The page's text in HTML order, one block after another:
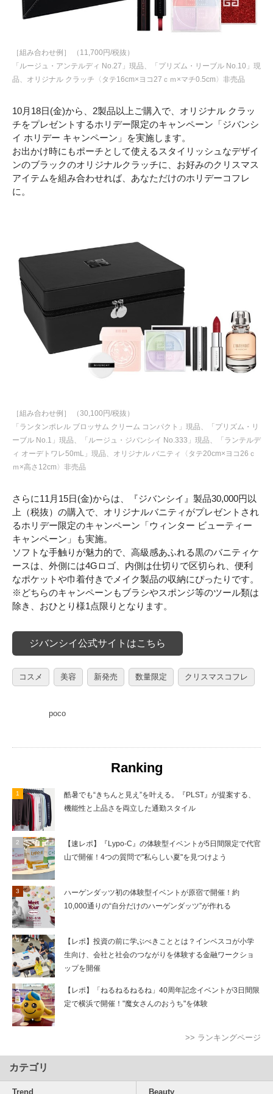
［組み合わせ例］ （11,700円/税抜）
「ルージュ・アンテルディ No.27」現品、「プリズム・リーブル No.10」現
品、オリジナル クラッチ〈タテ16cm×ヨコ27ｃｍ×マチ0.5cm〉非売品
10月18日(金)から、2製品以上ご購入で、オリジナル クラッ
チをプレゼントするホリデー限定のキャンペーン「ジバンシ
イ ホリデー キャンペーン」を実施します。
お出かけ時にもポーチとして使えるスタイリッシュなデザイ
ンのブラックのオリジナルクラッチに、お好みのクリスマス
アイテムを組み合わせれば、あなただけのホリデーコフレ
に。
［組み合わせ例］ （30,100円/税抜）
「ランタンポレル ブロッサム クリーム コンパクト」現品、「プリズム・リ
ーブル No.1」現品、「ルージュ・ジバンシイ No.333」現品、「ランテルデ
ィ オーデトワレ50mL」現品、オリジナル バニティ〈タテ20cm×ヨコ26ｃ
ｍ×高さ12cm〉非売品
さらに11月15日(金)からは、『ジバンシイ』製品30,000円以
上（税抜）の購入で、オリジナルバニティがプレゼントされ
るホリデー限定のキャンペーン「ウィンター ビューティー
キャンペーン」も実施。
ソフトな手触りが魅力的で、高級感あふれる黒のバニティケ
ースは、外側には4Gロゴ、内側は仕切りで区切られ、便利
なポケットや巾着付きでメイク製品の収納にぴったりです。
※どちらのキャンペーンもブラシやスポンジ等のツール類は
除き、おひとり様1点限りとなります。
ジバンシイ公式サイトはこちら
コスメ 美容 新発売 数量限定 クリスマスコフレ
poco
Ranking
酷暑でも“きちんと見え”を叶える。『PLST』が提案する、
機能性と上品さを両立した通勤スタイル
【速レポ】『Lypo-C』の体験型イベントが5日間限定で代官
山で開催！4つの質問で"私らしい夏"を見つけよう
ハーゲンダッツ初の体験型イベントが原宿で開催！約
10,000通りの“自分だけのハーゲンダッツ”が作れる
【レポ】投資の前に学ぶべきこととは？インベスコが小学
生向け、会社と社会のつながりを体験する金融ワークショ
ップを開催
【レポ】「ねるねるねるね」40周年記念イベントが3日間限
定で横浜で開催！"魔女さんのおうち"を体験
>> ランキングページ
カテゴリ
Trend Beauty